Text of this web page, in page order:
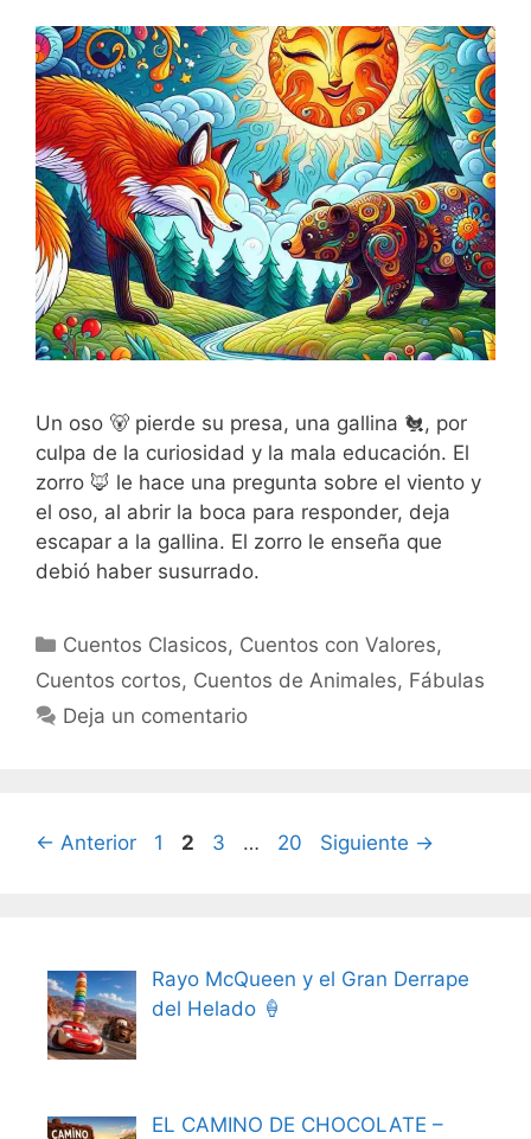
Un oso 🐻 pierde su presa, una gallina 🐔, por
culpa de la curiosidad y la mala educación. El
zorro 🦊 le hace una pregunta sobre el viento y
el oso, al abrir la boca para responder, deja
escapar a la gallina. El zorro le enseña que
debió haber susurrado.
Categorías
Cuentos Clasicos, Cuentos con Valores,
Cuentos cortos, Cuentos de Animales, Fábulas
Deja un comentario
← Anterior Página
1 Página
2 Página
3 … Página
20 Siguiente →
Rayo McQueen y el Gran Derrape
del Helado 🍦
EL CAMINO DE CHOCOLATE –